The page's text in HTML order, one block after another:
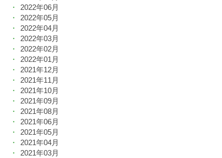
2022年06月
2022年05月
2022年04月
2022年03月
2022年02月
2022年01月
2021年12月
2021年11月
2021年10月
2021年09月
2021年08月
2021年06月
2021年05月
2021年04月
2021年03月